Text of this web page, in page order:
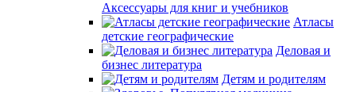
Аксессуары для книг и учебников
Атласы
детские географические
Деловая и
бизнес литература
Детям и родителям